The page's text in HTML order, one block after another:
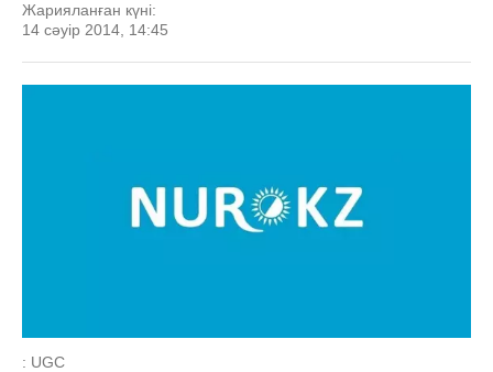
Жарияланған күні:
14 сәуір 2014, 14:45
: UGC